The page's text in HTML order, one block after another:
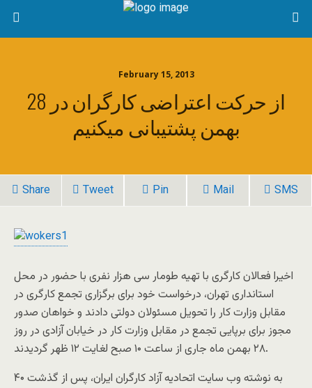
February 15, 2013
از حرکت اعتراضی کارگران در 28
بهمن پشتیبانی میکنیم
Share Tweet Pin Mail SMS
اخیرا فعالان کارگری با تهیه طومار سی هزار نفری با حضور در محل
استانداری تهران، درخواست خود برای برگزاری تجمع کارگری در
مقابل وزارت کار را تحویل مسئولان دولتی دادند و خواهان صدور
مجوز برای برپایی تجمع در مقابل وزارت کار در خیابان آزادی در روز
۲۸ بهمن ماه جاری از ساعت ۱۰ صبح لغایت ۱۲ ظهر گردیدند.
به نوشته وب سایت اتحادیه آزاد کارگران ایران، پس از گذشت ۴۰